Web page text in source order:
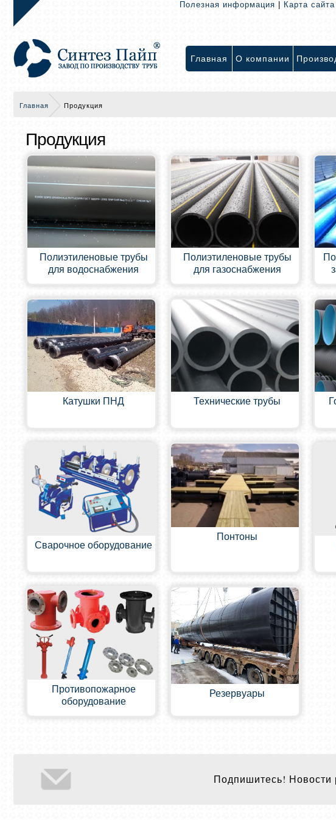
Полезная информация Карта сайта
Главная О компании
Главная Продукция
Продукция
Полиэтиленовые трубы
для водоснабжения
Полиэтиленовые трубы
для газоснабжения
Катушки ПНД Технические трубы
Сварочное оборудование
Понтоны
Противопожарное
оборудование
Резервуары
Подпишитесь! Новости